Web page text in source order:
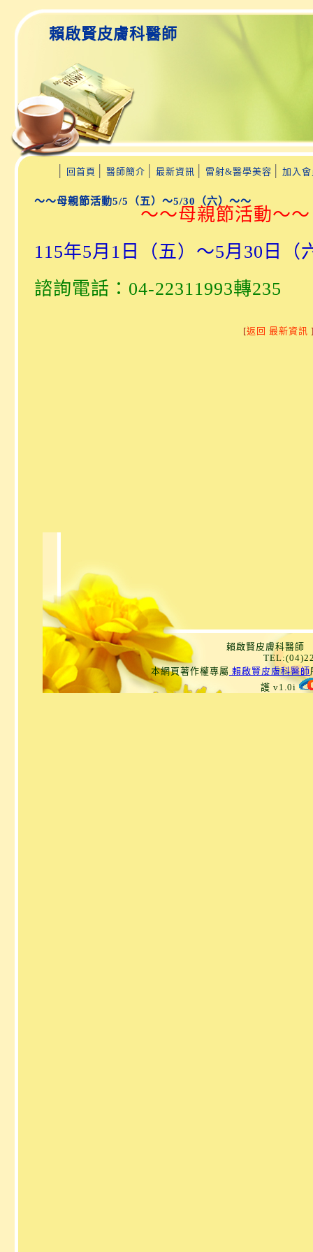
賴啟賢皮膚科醫師
回首頁 醫師簡介 最新資訊 雷射&醫學美容 加入
～～母親節活動5/5（五）～5/30（六）～～
～～母親節活動～～
115年5月1日（五）～5月30日（
諮詢電話：04-22311993轉235
[返回 最新資訊
賴啟賢皮膚科醫師
本網頁著作權專屬 賴啟賢皮膚科醫師
護 v1.0i